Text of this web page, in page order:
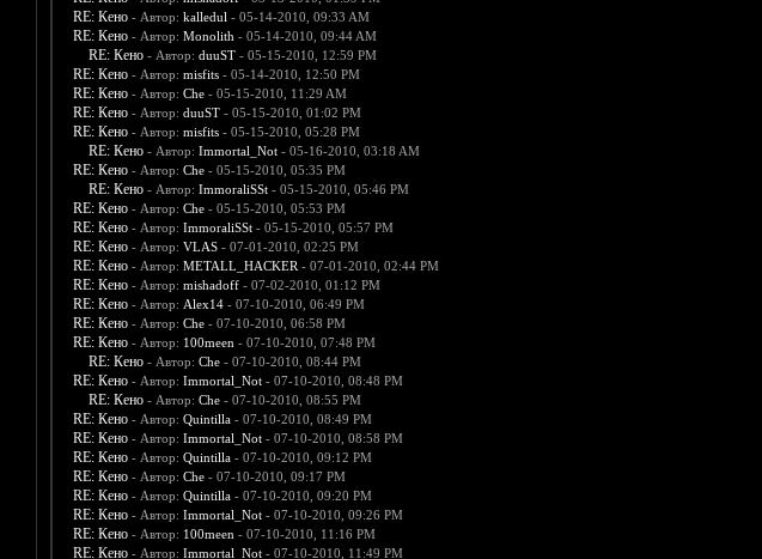
RE: Кено - Автор: kalledul - 05-14-2010, 09:33 AM
RE: Кено - Автор: Monolith - 05-14-2010, 09:44 AM
RE: Кено - Автор: duuST- 05-15-2010, 12:59 PM
RE: Кено - Автор: misfits- 05-14-2010, 12:50 PM
RE: Кено - Автор: Che- 05-15-2010, 11:29 AM
RE: Кено - Автор: duuST- 05-15-2010, 01:02 PM
RE: Кено - Автор: misfits- 05-15-2010, 05:28 PM
RE: Кено - Автор: Immortal_Not- 05-16-2010, 03:18 AM
RE: Кено - Автор: Che- 05-15-2010, 05:35 PM
RE: Кено - Автор: ImmoraliSSt- 05-15-2010, 05:46 PM
RE: Кено - Автор: Che- 05-15-2010, 05:53 PM
RE: Кено - Автор: ImmoraliSSt- 05-15-2010, 05:57 PM
RE: Кено - Автор: VLAS- 07-01-2010, 02:25 PM
RE: Кено - Автор: METALL_HACKER - 07-01-2010, 02:44 PM
RE: Кено - Автор: mishadoff- 07-02-2010, 01:12 PM
RE: Кено - Автор: Alex14- 07-10-2010, 06:49 PM
RE: Кено - Автор: Che- 07-10-2010, 06:58 PM
RE: Кено - Автор: 100meen - 07-10-2010, 07:48 PM
RE: Кено - Автор: Che- 07-10-2010, 08:44 PM
RE: Кено - Автор: Immortal_Not- 07-10-2010, 08:48 PM
RE: Кено - Автор: Che- 07-10-2010, 08:55 PM
RE: Кено - Автор: Quintilla- 07-10-2010, 08:49 PM
RE: Кено - Автор: Immortal_Not- 07-10-2010, 08:58 PM
RE: Кено - Автор: Quintilla- 07-10-2010, 09:12 PM
RE: Кено - Автор: Che- 07-10-2010, 09:17 PM
RE: Кено - Автор: Quintilla- 07-10-2010, 09:20 PM
RE: Кено - Автор: Immortal_Not- 07-10-2010, 09:26 PM
RE: Кено - Автор: 100meen - 07-10-2010, 11:16 PM
RE: Кено - Автор: Immortal_Not- 07-10-2010, 11:49 PM